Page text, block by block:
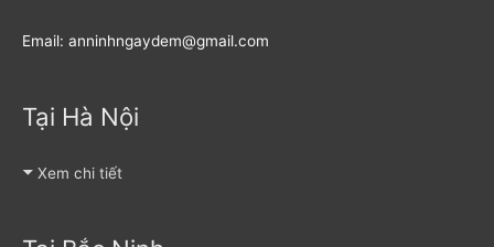
Email: anninhngaydem@gmail.com
Tại Hà Nội
Xem chi tiết